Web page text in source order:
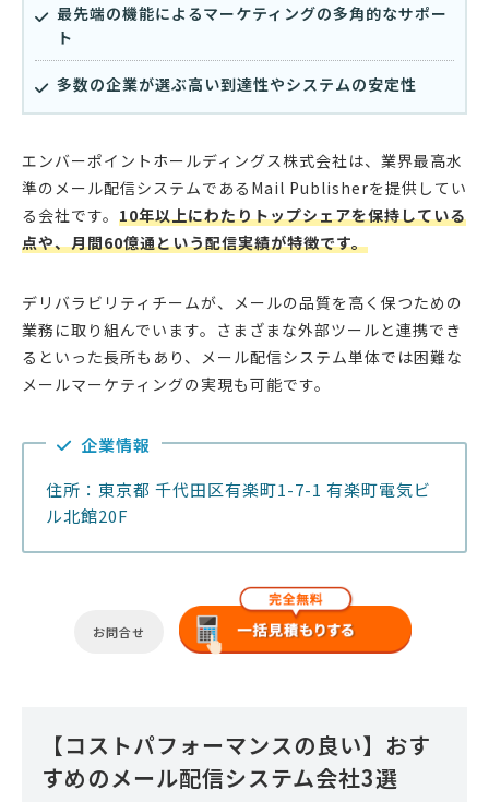
最先端の機能によるマーケティングの多角的なサポー
ト
多数の企業が選ぶ高い到達性やシステムの安定性
エンバーポイントホールディングス株式会社は、業界最高水
準のメール配信システムであるMail Publisherを提供してい
る会社です。 10年以上にわたりトップシェアを保持している
点や、月間60億通という配信実績が特徴です。
デリバラビリティチームが、メールの品質を高く保つための
業務に取り組んでいます。さまざまな外部ツールと連携でき
るといった長所もあり、メール配信システム単体では困難な
メールマーケティングの実現も可能です。
企業情報
住所：東京都 千代田区有楽町1-7-1 有楽町電気ビ
ル北館20F
お問合せ
【コストパフォーマンスの良い】おす
すめのメール配信システム会社3選